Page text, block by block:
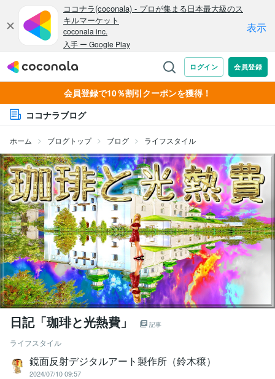
会員登録で10％割引クーポンを獲得！
ココナラブログ
ホーム ブログトップ ブログ ライフスタイル
日記「珈琲と光熱費」 記事
ライフスタイル
鏡面反射デジタルアート製作所（鈴木穣）
2024/07/10 09:57